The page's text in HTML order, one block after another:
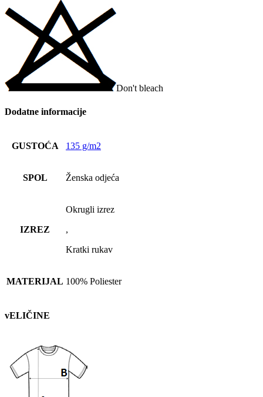
Don't bleach
Dodatne informacije
GUSTOĆA 135 g/m2
SPOL Ženska odjeća
IZREZ
Okrugli izrez
,
Kratki rukav
MATERIJAL 100% Poliester
vELIČINE